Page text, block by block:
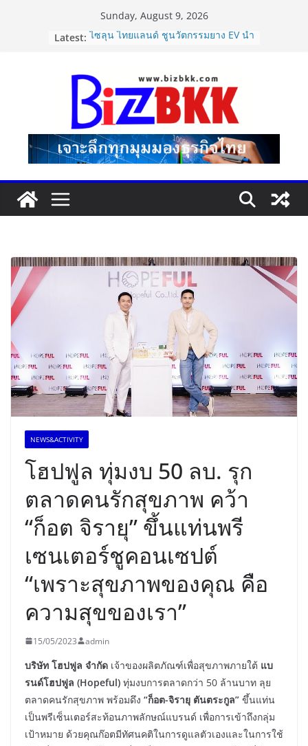
Sunday, August 9, 2026
Latest: ไซลุน ไทยแลนด์ ชูนวัตกรรมยาง EV นำ
2026
Vitafoods Asia 2026 ตัวเร่ง
อุตสาหกรรมสารสกัดไทย ชูงานวิจัย –
เครือข่ายโลก สร้างมูลค่าเศรษฐกิจใหม่
ขานรับตลาดโภชนาการสุขภาพโลกโต
ทะลุล้านล้านดอลลาร์
Dr.TATTOF ประกาศยกระดับองค์กร ชู
ปฏิรูปภาษีบุหรี่ต้องถึงจุดเปลี่ยน สมาคม
การค้ายาสูบไทย หนุนโครงสร้างอัตรา
แฟลช เอ็กซ์เพรส เปิดตัว “Flash Care
Plus”ยกระดับความอุ่นใจในการจัดส่ง
คุ้มครองสูงสุด 50,000 บาท ตอบโจทย์
สินค้ามูลค่าสูง
NEWS&ACTIVITY
โฮปฟูล ทุ่มงบ 50 ลบ. รุก
ตลาดคนรักสุขภาพ คว้า
“ก็อต จิรายุ” ขึ้นแท่นพรี
เซนเตอร์ชูคอนเซปต์
“เพราะสุขภาพของคุณ คือ
ความสุขของเรา”
15/05/2023 admin
บริษัท โฮปฟูล จำกัด​ เจ้าของผลิตภัณฑ์เพื่อสุขภาพภายใต้ แบ
รนด์โฮปฟูล (Hopeful) ทุ่มงบการตลาดกว่า 50 ล้านบาท ลุย
ตลาดคนรักสุขภาพ พร้อมดึง “ก็อต-จิรายุ ตันตระกูล” ขึ้นแท่น
เป็นพรีเซ็นเตอร์สะท้อนภาพลักษณ์แบรนด์ เพื่อการเข้าถึงกลุ่ม
เป้าหมาย ด้วยคุณก๊อตมีทัศนคติในการดูแลตัวเองและในการใช้